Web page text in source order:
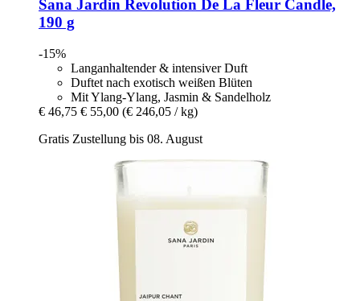
Sana Jardin Revolution De La Fleur Candle,
190 g
-15%
Langanhaltender & intensiver Duft
Duftet nach exotisch weißen Blüten
Mit Ylang-Ylang, Jasmin & Sandelholz
€ 46,75 € 55,00 (€ 246,05 / kg)
Gratis Zustellung bis 08. August